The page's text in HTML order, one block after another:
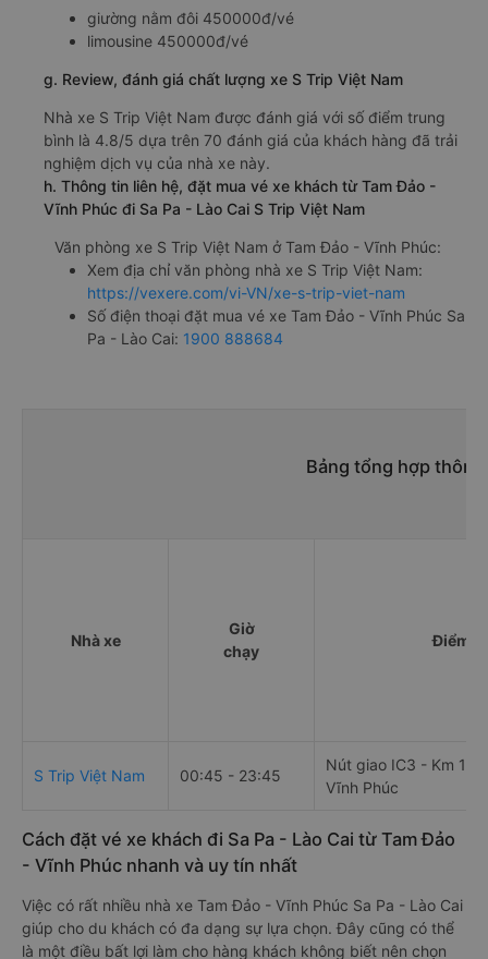
giường nằm đôi 450000đ/vé
limousine 450000đ/vé
g. Review, đánh giá chất lượng xe S Trip Việt Nam
Nhà xe S Trip Việt Nam được đánh giá với số điểm trung
bình là 4.8/5 dựa trên 70 đánh giá của khách hàng đã trải
nghiệm dịch vụ của nhà xe này.
h. Thông tin liên hệ, đặt mua vé xe khách từ Tam Đảo -
Vĩnh Phúc đi Sa Pa - Lào Cai S Trip Việt Nam
Văn phòng xe S Trip Việt Nam ở Tam Đảo - Vĩnh Phúc:
Xem địa chỉ văn phòng nhà xe S Trip Việt Nam:
https://vexere.com/vi-VN/xe-s-trip-viet-nam
Số điện thoại đặt mua vé xe Tam Đảo - Vĩnh Phúc Sa
Pa - Lào Cai: 1900 888684
Bảng tổng hợp
Nhà xe
Giờ
chạy
Điểm đi
S Trip Việt Nam 00:45 - 23:45
Nút giao IC3 - Km 14
Vĩnh Phúc
Cách đặt vé xe khách đi Sa Pa - Lào Cai từ Tam Đảo
- Vĩnh Phúc nhanh và uy tín nhất
Việc có rất nhiều nhà xe Tam Đảo - Vĩnh Phúc Sa Pa - Lào Cai
giúp cho du khách có đa dạng sự lựa chọn. Đây cũng có thể
là một điều bất lợi làm cho hàng khách không biết nên chọn